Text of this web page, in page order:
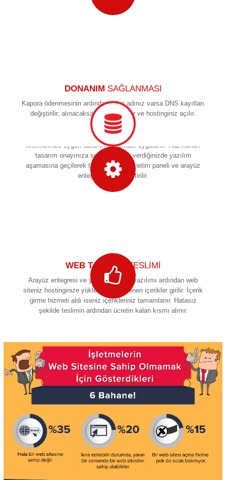
DONANIM SAĞLANMASI
Kapora ödenmesinin ardından, alan adınız varsa DNS kayıtları
değiştirilir, alınacaksa alan adı alınır ve hostinginiz açılır.
3
TASARIMAŞAMASI
İsteklerinize uygun tasarım çalışması uygulanır. Hazırlanan
tasarım onayınıza sunulur. Onay verdiğinizde yazılım
aşamasına geçilerek tasarımınıza yönetim paneli ve arayüz
entegresi gerçekleştirilir.
4
WEB TASARIM TESLİMİ
Arayüz entegresi ve yönetim paneli yazılımı ardından web
siteniz hostinginize yüklenerek belirlenen içerikler girilir. İçerik
girme hizmeti aldı iseniz içerikleriniz tamamlanır. Hatasız
şekilde teslimin ardından ücretin kalan kısmı alınır.
5